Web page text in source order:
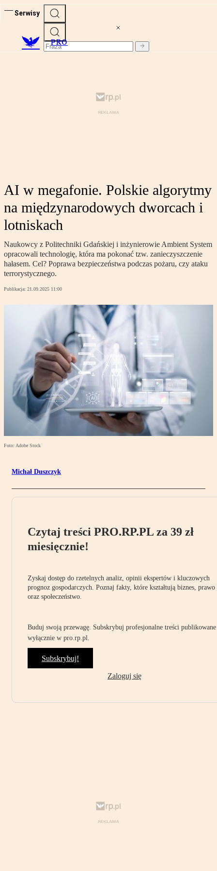
Serwisy
PRO
AI w megafonie. Polskie algorytmy
na międzynarodowych dworcach i
lotniskach
Naukowcy z Politechniki Gdańskiej i inżynierowie Ambient System
opracowali technologię, która ma pokonać tzw. zanieczyszczenie
hałasem. Cel? Poprawa bezpieczeństwa podczas pożaru, czy ataku
terrorystycznego.
Publikacja: 21.09.2025 11:00
Foto: Adobe Stock
Michał Duszczyk
Czytaj treści PRO.RP.PL za 39 zł
miesięcznie!
Zyskaj dostęp do rzetelnych analiz, opinii ekspertów i kluczowych
prognoz gospodarczych. Poznaj fakty, które kształtują biznes, prawo
oraz społeczeństwo.
Buduj swoją przewagę. Subskrybuj profesjonalne treści publikowane
wyłącznie w pro.rp.pl.
Subskrybuj!
Zaloguj się